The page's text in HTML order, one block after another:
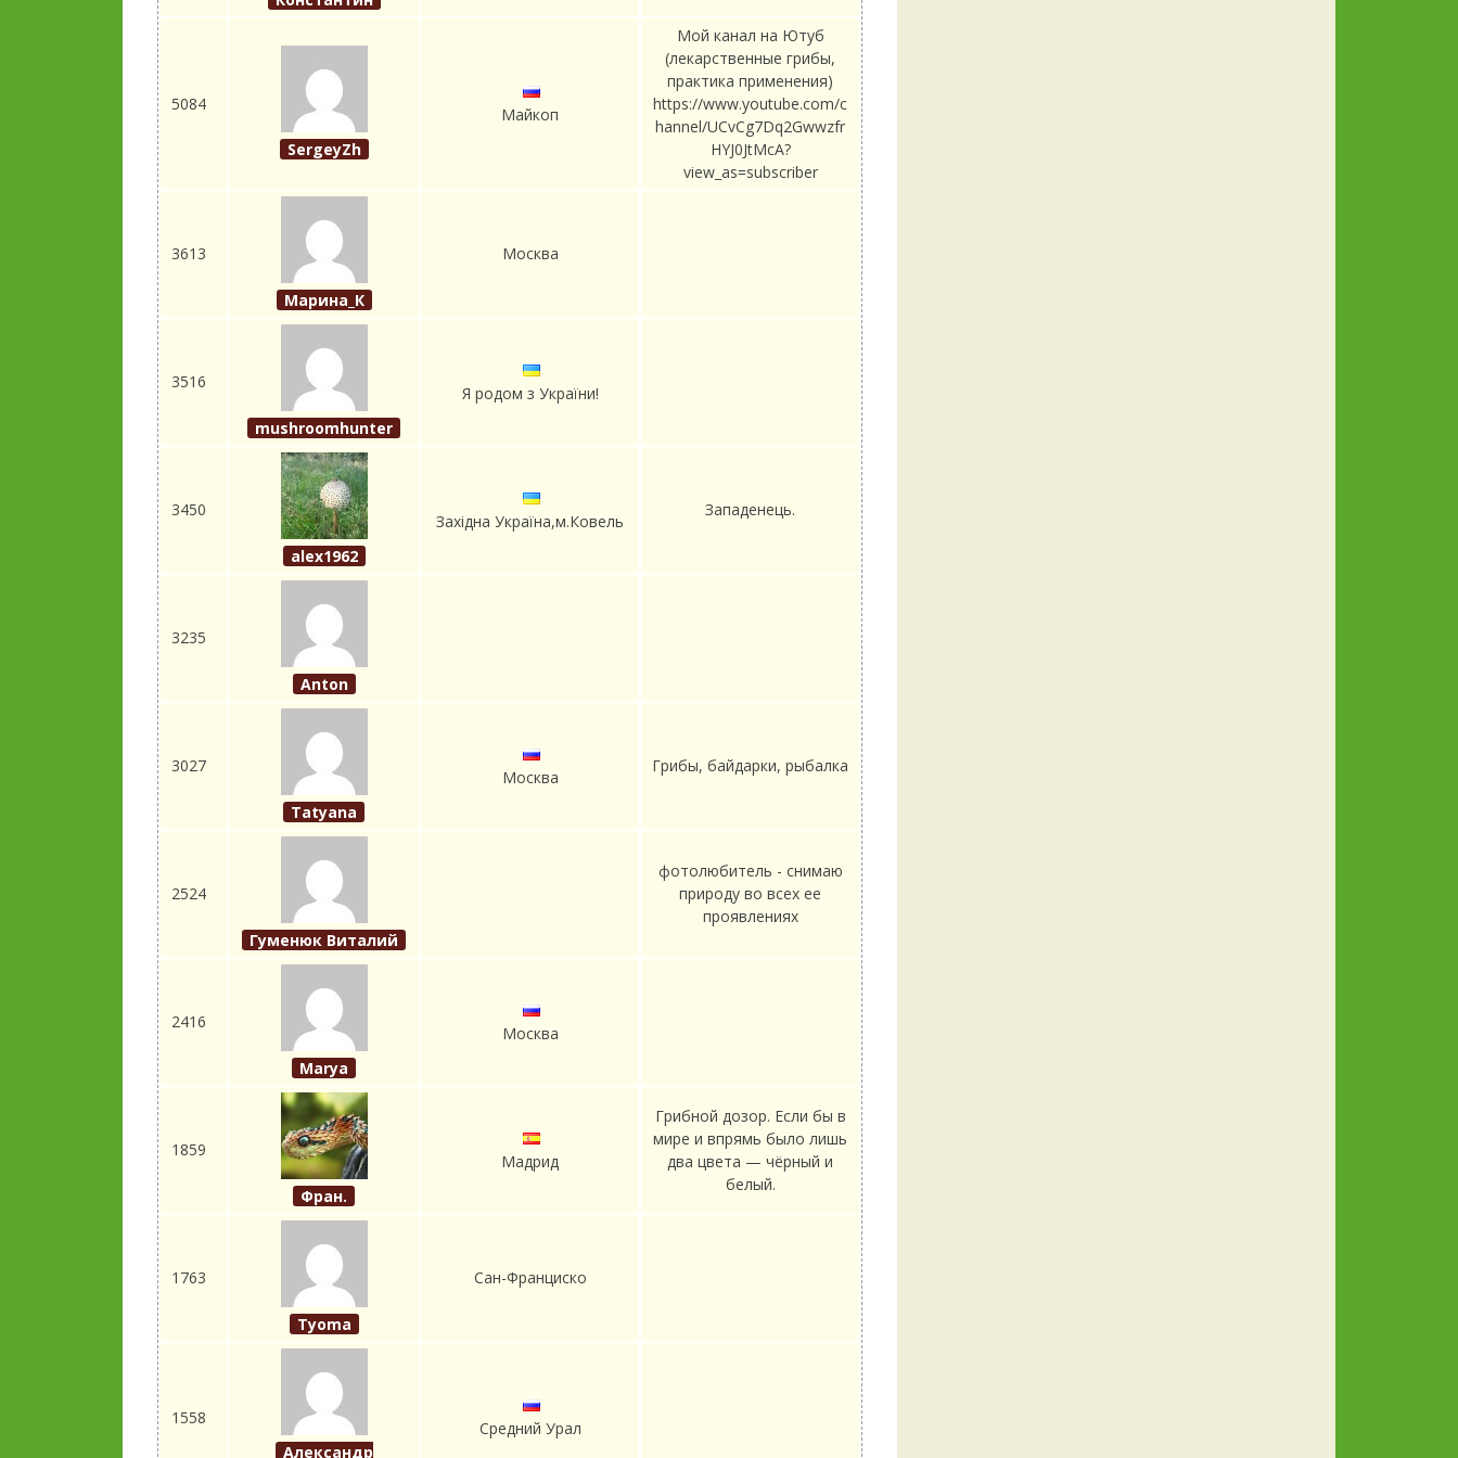
5084
SergeyZh
Майкоп
Мой канал на Ютуб
(лекарственные грибы,
практика применения)
https://www.youtube.com/c
hannel/UCvCg7Dq2Gwwzfr
HYJ0JtMcA?
view_as=subscriber
3613
Марина_К
Москва
3516
mushroomhunter
Я родом з України!
3450
alex1962
Західна Україна,м.Ковель
Западенець.
3235
Anton
3027
Tatyana
Москва
Грибы, байдарки, рыбалка
2524
Гуменюк Виталий
фотолюбитель - снимаю
природу во всех ее
проявлениях
2416
Marya
Москва
1859
Фран.
Мадрид
Грибной дозор. Если бы в
мире и впрямь было лишь
два цвета — чёрный и
белый.
1763
Tyoma
Сан-Франциско
1558
Александр
Средний Урал